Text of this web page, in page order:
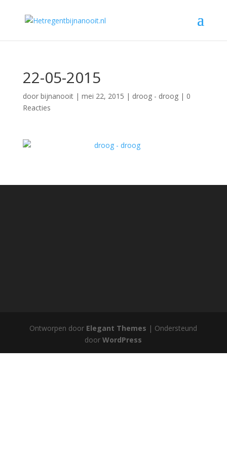
22-05-2015
door bijnanooit| mei 22, 2015 | droog - droog| 0
Reacties
Ontworpen door Elegant Themes | Ondersteund
doorWordPress